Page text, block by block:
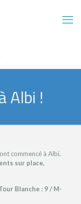
Albi !
commencé à Albi.
sur place,
Blanche : 9 / M-